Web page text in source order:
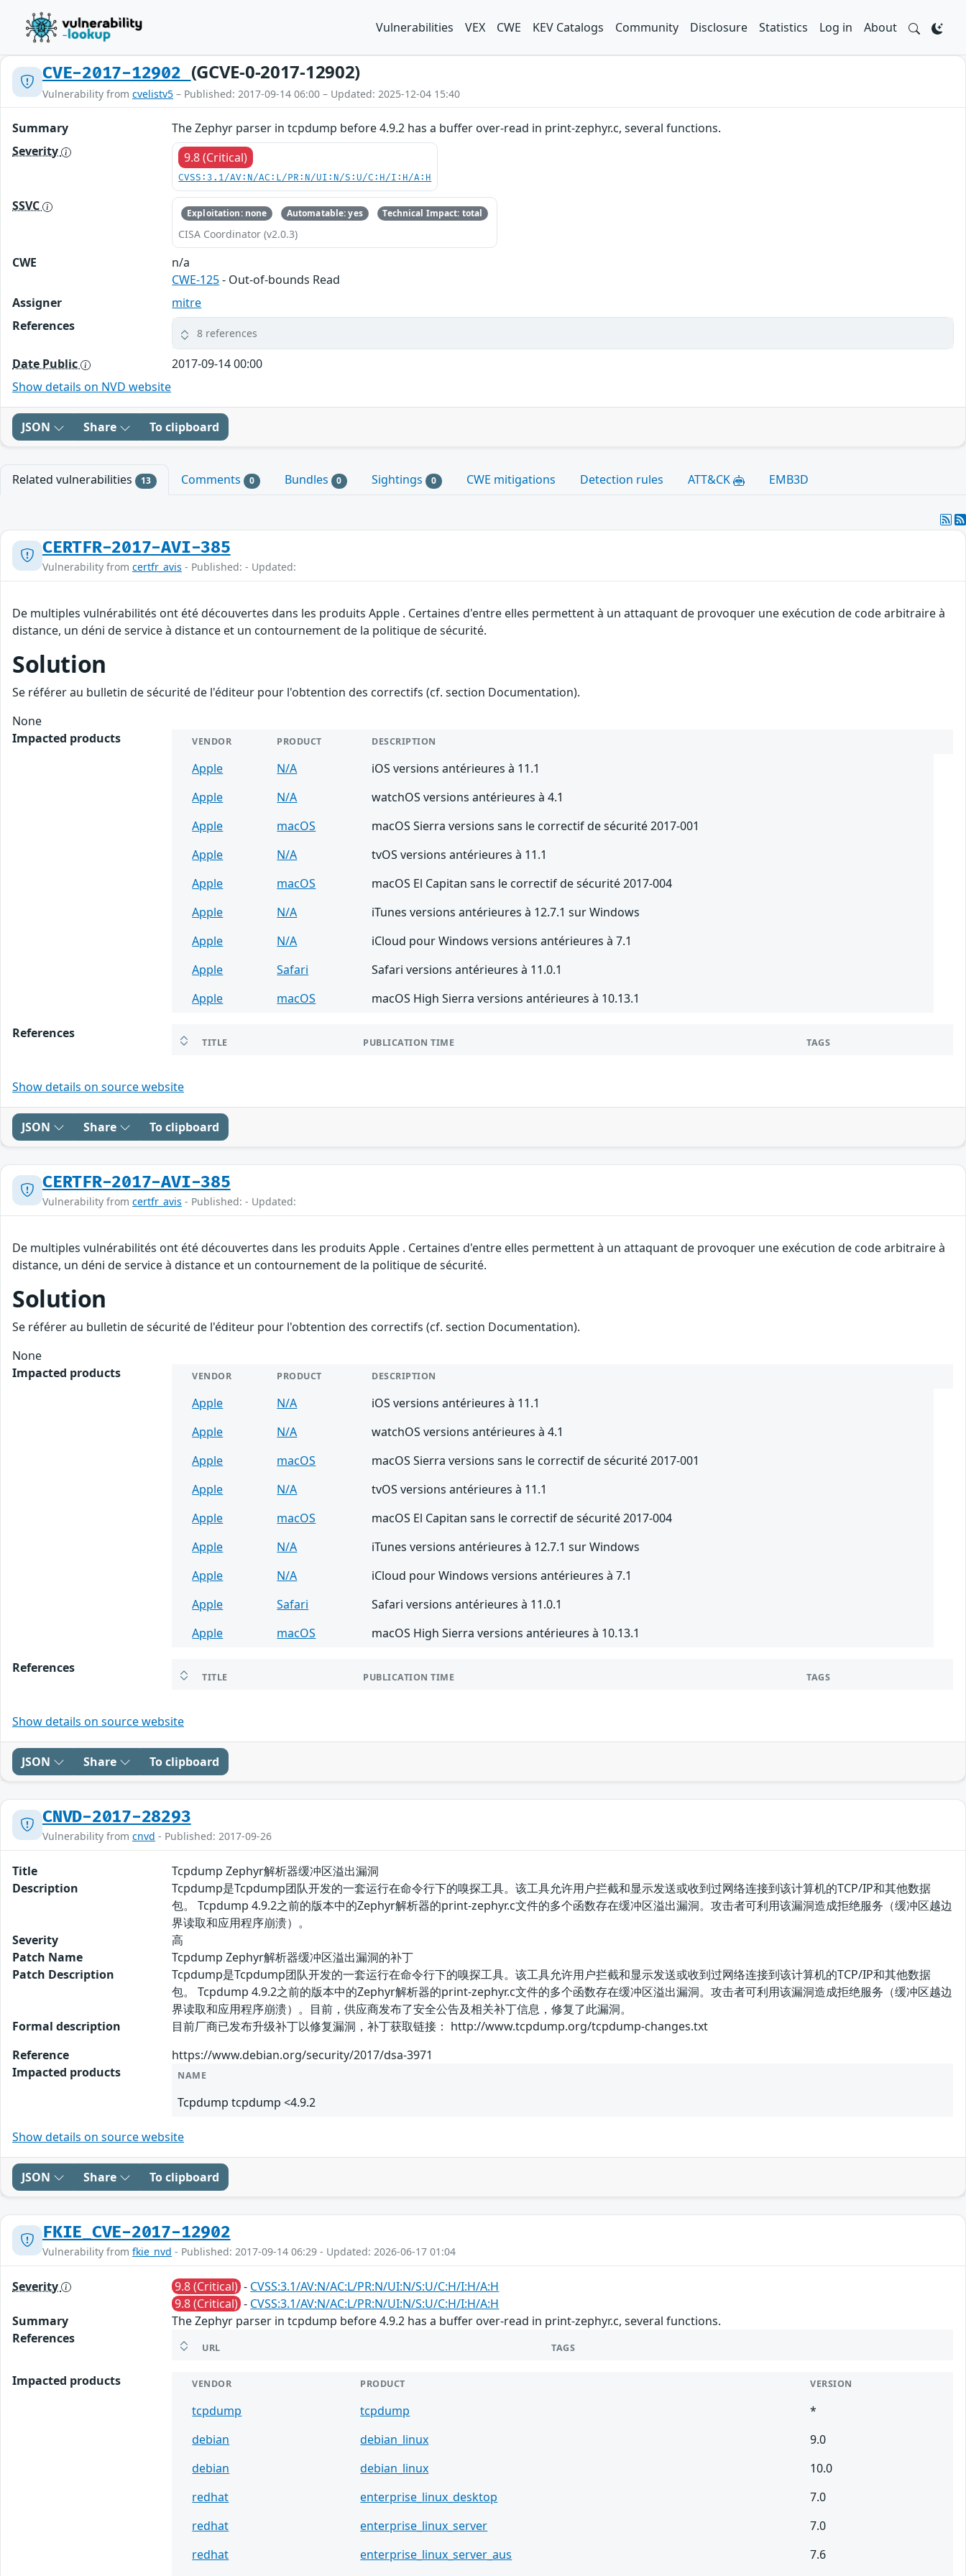
Vulnerabilities VEX CWE KEV Catalogs Community Disclosure Statistics Log in About
CVE-2017-12902 (GCVE-0-2017-12902)
Vulnerability from cvelistv5 – Published: 2017-09-14 06:00 – Updated: 2025-12-04 15:40
Summary
The Zephyr parser in tcpdump before 4.9.2 has a buffer over-read in print-zephyr.c, several functions.
Severity
9.8 (Critical)
CVSS:3.1/AV:N/AC:L/PR:N/UI:N/S:U/C:H/I:H/A:H
SSVC Exploitation: none Automatable: yes Technical Impact: total
CISA Coordinator (v2.0.3)
CWE
n/a
CWE-125- Out-of-bounds Read
Assigner
mitre
References
8 references
Date Public
2017-09-14 00:00
Show details on NVD website
JSON Share To clipboard
Related vulnerabilities 13 Comments 0 Bundles 0 Sightings 0 CWE mitigations Detection rules ATT&CK EMB3D
CERTFR-2017-AVI-385
Vulnerability from certfr_avis - Published: - Updated:
De multiples vulnérabilités ont été découvertes dans les produits Apple . Certaines d'entre elles permettent à un attaquant de provoquer une exécution de code arbitraire à
distance, un déni de service à distance et un contournement de la politique de sécurité.
Solution
Se référer au bulletin de sécurité de l'éditeur pour l'obtention des correctifs (cf. section Documentation).
None
Impacted products
VENDOR PRODUCT DESCRIPTION
Apple N/A
iOS versions antérieures à 11.1
Apple
N/A
watchOS versions antérieures à 4.1
Apple
macOS
macOS Sierra versions sans le correctif de sécurité 2017-001
Apple
N/A
tvOS versions antérieures à 11.1
Apple
macOS
macOS El Capitan sans le correctif de sécurité 2017-004
Apple
N/A
iTunes versions antérieures à 12.7.1 sur Windows
Apple
N/A
iCloud pour Windows versions antérieures à 7.1
Apple
Safari
Safari versions antérieures à 11.0.1
Apple
macOS macOS High Sierra versions antérieures à 10.13.1
References
TITLE PUBLICATION TIME TAGS
Show details on source website
JSON Share To clipboard
CERTFR-2017-AVI-385
Vulnerability from certfr_avis - Published: - Updated:
De multiples vulnérabilités ont été découvertes dans les produits Apple . Certaines d'entre elles permettent à un attaquant de provoquer une exécution de code arbitraire à
distance, un déni de service à distance et un contournement de la politique de sécurité.
Solution
Se référer au bulletin de sécurité de l'éditeur pour l'obtention des correctifs (cf. section Documentation).
None
Impacted products
VENDOR PRODUCT DESCRIPTION
Apple N/A
iOS versions antérieures à 11.1
Apple
N/A
watchOS versions antérieures à 4.1
Apple
macOS
macOS Sierra versions sans le correctif de sécurité 2017-001
Apple
N/A
tvOS versions antérieures à 11.1
Apple
macOS
macOS El Capitan sans le correctif de sécurité 2017-004
Apple
N/A
iTunes versions antérieures à 12.7.1 sur Windows
Apple
N/A
iCloud pour Windows versions antérieures à 7.1
Apple
Safari
Safari versions antérieures à 11.0.1
Apple
macOS macOS High Sierra versions antérieures à 10.13.1
References
TITLE PUBLICATION TIME TAGS
Show details on source website
JSON Share To clipboard
CNVD-2017-28293
Vulnerability from cnvd - Published: 2017-09-26
Title
Tcpdump Zephyr解析器缓冲区溢出漏洞
Description
Tcpdump是Tcpdump团队开发的一套运行在命令行下的嗅探工具。该工具允许用户拦截和显示发送或收到过网络连接到该计算机的TCP/IP和其他数据
包。 Tcpdump 4.9.2之前的版本中的Zephyr解析器的print-zephyr.c文件的多个函数存在缓冲区溢出漏洞。攻击者可利用该漏洞造成拒绝服务（缓冲区越边
界读取和应用程序崩溃）。
Severity
高
Patch Name
Tcpdump Zephyr解析器缓冲区溢出漏洞的补丁
Patch Description
Tcpdump是Tcpdump团队开发的一套运行在命令行下的嗅探工具。该工具允许用户拦截和显示发送或收到过网络连接到该计算机的TCP/IP和其他数据
包。 Tcpdump 4.9.2之前的版本中的Zephyr解析器的print-zephyr.c文件的多个函数存在缓冲区溢出漏洞。攻击者可利用该漏洞造成拒绝服务（缓冲区越边
界读取和应用程序崩溃）。目前，供应商发布了安全公告及相关补丁信息，修复了此漏洞。
Formal description
目前厂商已发布升级补丁以修复漏洞，补丁获取链接： http://www.tcpdump.org/tcpdump-changes.txt
Reference
https://www.debian.org/security/2017/dsa-3971
Impacted products
NAME
Tcpdump tcpdump <4.9.2
Show details on source website
JSON Share To clipboard
FKIE_CVE-2017-12902
Vulnerability from fkie_nvd - Published: 2017-09-14 06:29 - Updated: 2026-06-17 01:04
Severity 9.8 (Critical) - CVSS:3.1/AV:N/AC:L/PR:N/UI:N/S:U/C:H/I:H/A:H
9.8 (Critical) - CVSS:3.1/AV:N/AC:L/PR:N/UI:N/S:U/C:H/I:H/A:H
Summary
The Zephyr parser in tcpdump before 4.9.2 has a buffer over-read in print-zephyr.c, several functions.
References
URL TAGS
Impacted products VENDOR PRODUCT VERSION
tcpdump tcpdump
*
debian
debian_linux
9.0
debian
debian_linux
10.0
redhat
enterprise_linux_desktop
7.0
redhat
enterprise_linux_server
7.0
redhat
enterprise_linux_server_aus
7.6